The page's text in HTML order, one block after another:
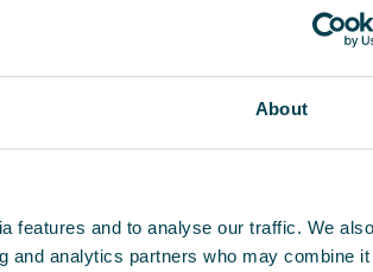
About
features and to analyse our traffic. We
and analytics partners who may combine it
op dat we kunnen
voor klanten in
de pandemie, zoals